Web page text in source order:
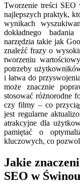
Tworzenie treści SEO
najlepszych praktyk,
wynikach
dokładnego
narzędzia takie jak
znaleźć frazy o
tworzeniu
potrzeby
i łatwa do
może znacznie
stosować różnorodne
czy filmy – co
jest regularne
atrakcyjne dla
pamiętać o
kluczowych, co
Jakie
SEO w